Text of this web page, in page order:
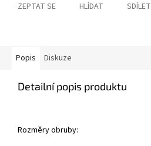
ZEPTAT SE HLÍDAT SDÍLET
Popis Diskuze
Detailní popis produktu
Rozměry obruby: